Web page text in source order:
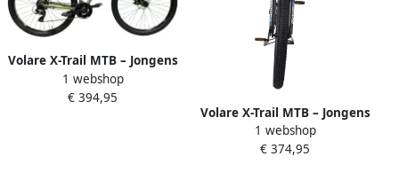
Volare X-Trail MTB – Jongens
– 29 inch – L Groen – 21
speed
1 webshop
€ 394,95
Volare X-Trail MTB – Jongens
– 27 5 inch S – Groen – 21
speed
1 webshop
€ 374,95